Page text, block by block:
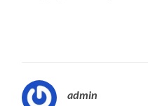
admin